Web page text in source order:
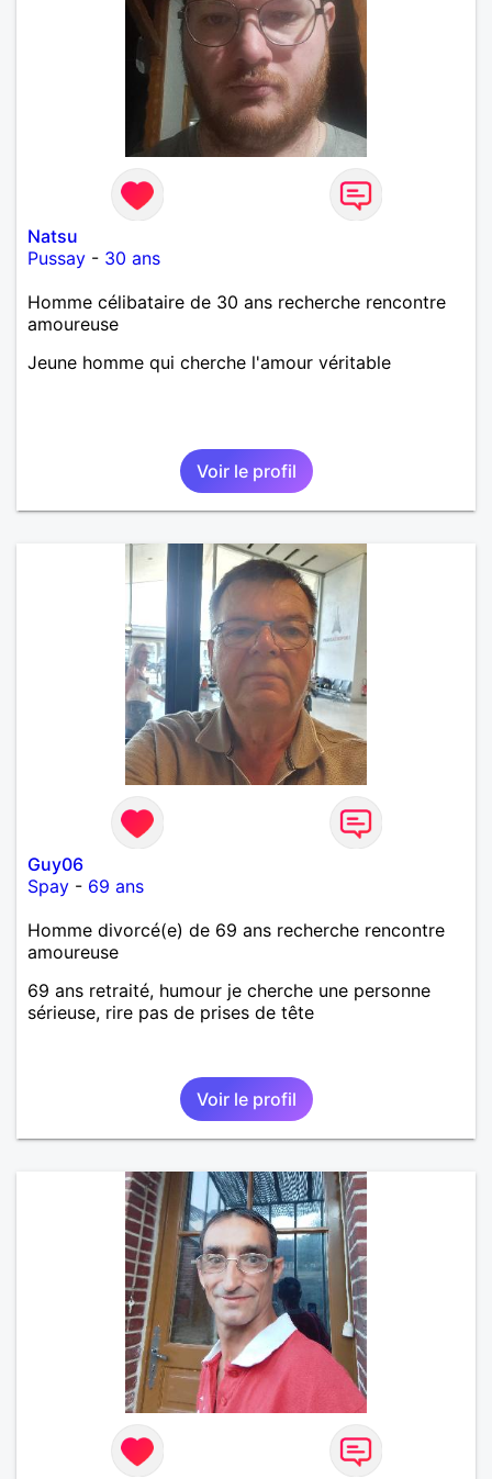
Natsu
Pussay - 30 ans
Homme célibataire de 30 ans recherche rencontre
amoureuse
Jeune homme qui cherche l'amour véritable
Voir le profil
Guy06
Spay - 69 ans
Homme divorcé(e) de 69 ans recherche rencontre
amoureuse
69 ans retraité, humour je cherche une personne
sérieuse, rire pas de prises de tête
Voir le profil